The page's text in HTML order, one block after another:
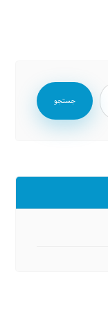
جستجو